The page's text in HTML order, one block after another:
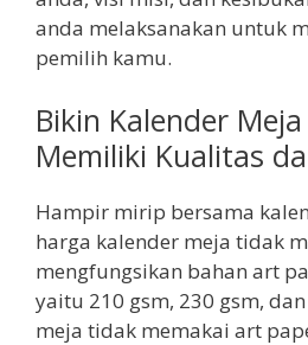
anda melaksanakan untuk
pemilih kamu.
Bikin Kalender
Memiliki Kualitas
Hampir mirip bersama
harga kalender meja tidak
mengfungsikan bahan art
yaitu 210 gsm, 230 gsm,
meja tidak memakai art